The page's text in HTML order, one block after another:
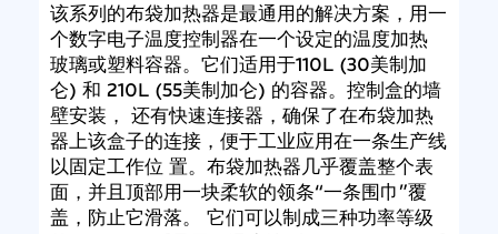
该系列的布袋加热器是最通用的解决方案，用一
个数字电子温度控制器在一个设定的温度加热
玻璃或塑料容器。它们适用于110L (30美制加
仑) 和 210L (55美制加仑) 的容器。控制盒的墙
壁安装， 还有快速连接器，确保了在布袋加热
器上该盒子的连接，便于工业应用在一条生产线
以固定工作位 置。布袋加热器几乎覆盖整个表
面，并且顶部用一块柔软的领条“一条围巾”覆
盖，防止它滑落。 它们可以制成三种功率等级